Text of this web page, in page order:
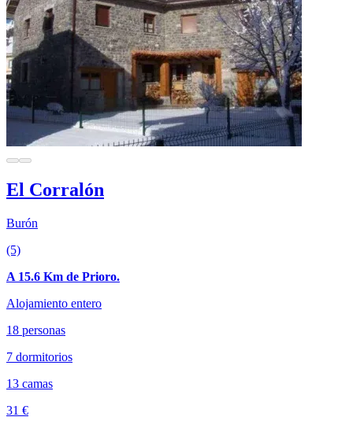
El Corralón
Burón
(5)
A 15.6 Km de Prioro.
Alojamiento entero
18 personas
7 dormitorios
13 camas
31 €